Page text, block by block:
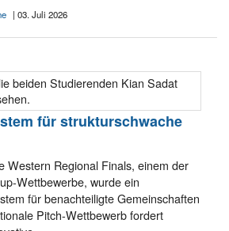
| 03. Juli 2026
für strukturschwache
Western Regional Finals, einem der
Wettbewerbe, wurde ein
für benachteiligte Gemeinschaften
Pitch-Wettbewerb fordert